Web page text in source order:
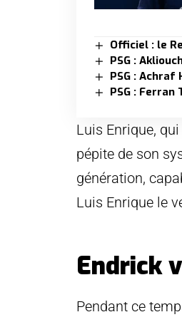
Officiel : le
PSG :
PSG : Achraf
PSG :
Luis Enrique,
pépite de son
génération,
Luis Enrique le
Endrick
Pendant ce